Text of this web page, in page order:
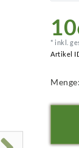
* inkl.
Artikel
Menge: